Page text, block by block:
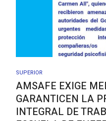
SUPERIOR
AMSAFE EXIGE
GARANTICEN LA
INTEGRAL DE